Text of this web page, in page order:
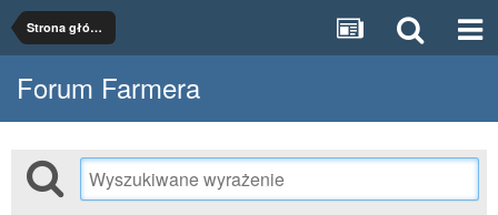
Strona główna
Forum Farmera